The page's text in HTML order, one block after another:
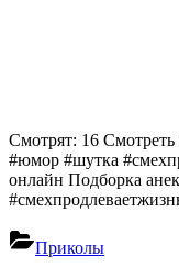
Смотрят: 16
#юмор #шутка
онлайн Подборка
Приколы